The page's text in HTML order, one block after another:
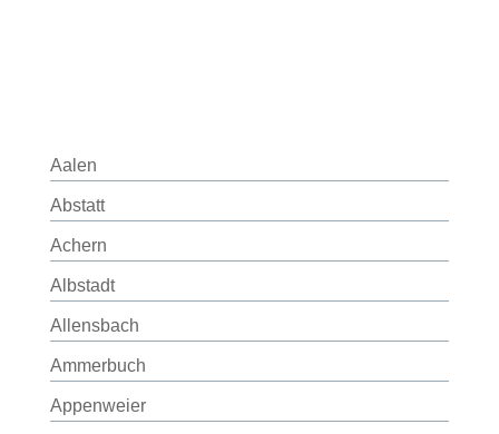
Aalen
Abstatt
Achern
Albstadt
Allensbach
Ammerbuch
Appenweier